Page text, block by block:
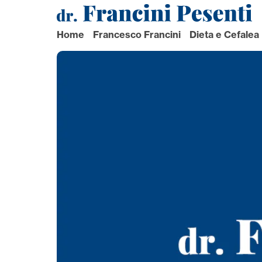
Navigazione
principale
Home Francesco Francini Dieta e Cefalea